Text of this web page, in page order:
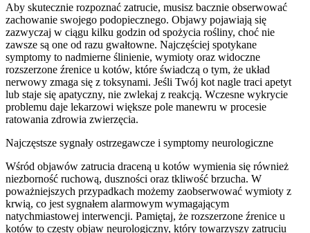
Aby skutecznie rozpoznać zatrucie, musisz bacznie obserwować
zachowanie swojego podopiecznego. Objawy pojawiają się
zazwyczaj w ciągu kilku godzin od spożycia rośliny, choć nie
zawsze są one od razu gwałtowne. Najczęściej spotykane
symptomy to nadmierne ślinienie, wymioty oraz widoczne
rozszerzone źrenice u kotów, które świadczą o tym, że układ
nerwowy zmaga się z toksynami. Jeśli Twój kot nagle traci apetyt
lub staje się apatyczny, nie zwlekaj z reakcją. Wczesne wykrycie
problemu daje lekarzowi większe pole manewru w procesie
ratowania zdrowia zwierzęcia.
Najczęstsze sygnały ostrzegawcze i symptomy neurologiczne
Wśród objawów zatrucia draceną u kotów wymienia się również
niezborność ruchową, duszności oraz tkliwość brzucha. W
poważniejszych przypadkach możemy zaobserwować wymioty z
krwią, co jest sygnałem alarmowym wymagającym
natychmiastowej interwencji. Pamiętaj, że rozszerzone źrenice u
kotów to częsty objaw neurologiczny, który towarzyszy zatruciu